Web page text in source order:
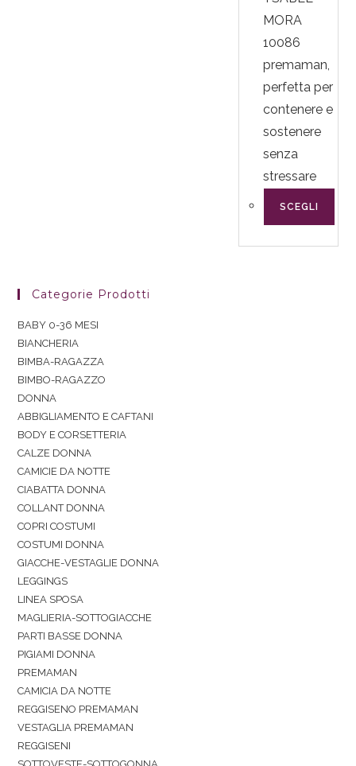
MORA
10086
premaman,
perfetta per
contenere e
sostenere
senza
stressare
SCEGLI
Categorie Prodotti
BABY 0-36 MESI
BIANCHERIA
BIMBA-RAGAZZA
BIMBO-RAGAZZO
DONNA
ABBIGLIAMENTO E CAFTANI
BODY E CORSETTERIA
CALZE DONNA
CAMICIE DA NOTTE
CIABATTA DONNA
COLLANT DONNA
COPRI COSTUMI
COSTUMI DONNA
GIACCHE-VESTAGLIE DONNA
LEGGINGS
LINEA SPOSA
MAGLIERIA-SOTTOGIACCHE
PARTI BASSE DONNA
PIGIAMI DONNA
PREMAMAN
CAMICIA DA NOTTE
REGGISENO PREMAMAN
VESTAGLIA PREMAMAN
REGGISENI